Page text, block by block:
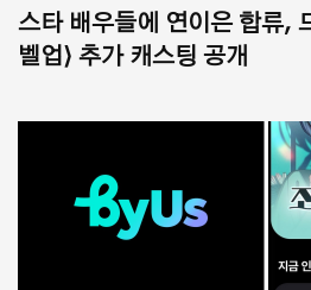
스타 배우들에 연이은 합류,
벨업⟩ 추가 캐스팅 공개